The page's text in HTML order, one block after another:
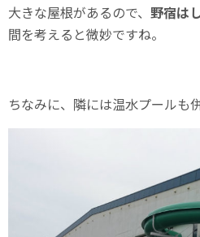
大きな屋根があるので、 野宿は
間を考えると微妙ですね。
ちなみに、隣には温水プールも